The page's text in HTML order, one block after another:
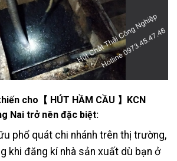
cho【 HÚT HẦM CẦU 】KCN
Nai trở nên đặc biệt:
phổ quát chi nhánh trên thị trường,
khi đăng kí nhà sản xuất dù bạn ở